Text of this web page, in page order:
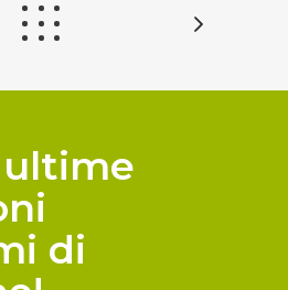
ultime
di